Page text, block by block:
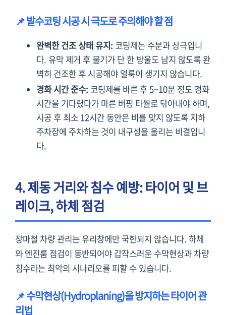
📌 발수코팅 시공 시 극도로 주의해야 할 점
완벽한 건조 상태 유지: 코팅제는 수분과 상극입니
다. 유막 제거 후 물기가 단 한 방울도 남지 않도록 완
벽히 건조한 후 시공해야 얼룩이 생기지 않습니다.
경화 시간 준수: 코팅제를 바른 후 5~10분 정도 경화
시간을 기다렸다가 마른 버핑 타월로 닦아내야 하며,
시공 후 최소 12시간 동안은 비를 맞지 않도록 지하
주차장에 주차하는 것이 내구성을 올리는 비결입니
다.
4. 제동 거리와 침수 예방: 타이어 및 브
레이크, 하체 점검
장마철 차량 관리는 유리창에만 국한되지 않습니다. 하체
와 엔진룸 점검이 동반되어야 갑작스러운 수막현상과 차량
침수라는 최악의 시나리오를 피할 수 있습니다.
📌 수막현상(Hydroplaning)을 방지하는 타이어 관
리법